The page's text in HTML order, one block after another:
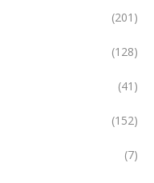
(201)
(128)
(41)
(152)
(7)